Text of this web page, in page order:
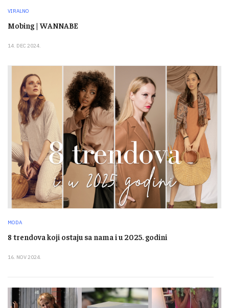
VIRALNO
Mobing | WANNABE
14. DEC 2024.
MODA
8 trendova koji ostaju sa nama i u 2025. godini
16. NOV 2024.